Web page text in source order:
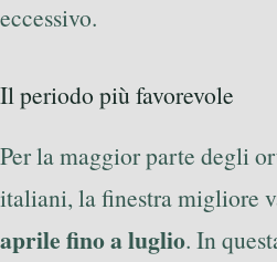
eccessivo.
Il periodo più favorevole
Per la maggior parte degli
italiani, la finestra migliore
aprile fino a luglio. In